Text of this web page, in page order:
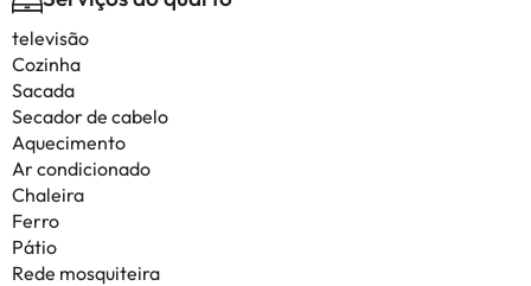
televisão
Cozinha
Sacada
Secador de cabelo
Aquecimento
Ar condicionado
Chaleira
Ferro
Pátio
Rede mosquiteira